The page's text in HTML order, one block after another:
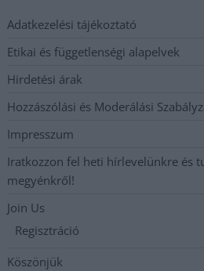
Adatkezelési tájékoztató
Etikai és függetlenségi alapelvek
Hirdetési árak
Hozzászólási és Moderálási
Impresszum
Iratkozzon fel heti hírlevelünkre és
megyénkről!
Join Us
Regisztráció
Köszönjük